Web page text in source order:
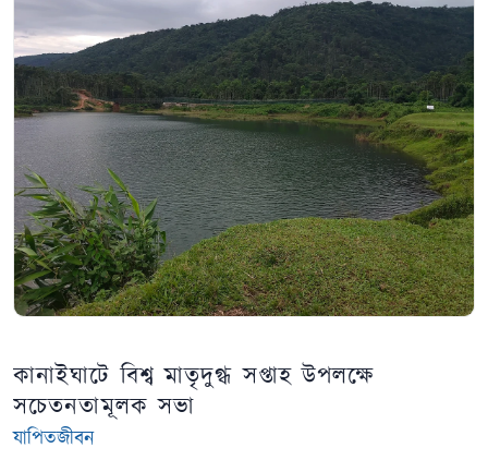
কানাইঘাটে বিশ্ব মাতৃদুগ্ধ সপ্তাহ উপলক্ষে
সচেতনতামূলক সভা
যাপিতজীবন